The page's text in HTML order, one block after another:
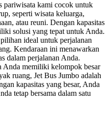
pariwisata kami cocok untuk
seperti wisata keluarga,
atau reuni. Dengan kapasitas
solusi yang tepat untuk Anda.
ideal untuk perjalanan
Kendaraan ini menawarkan
dalam perjalanan Anda.
Anda memiliki kelompok besar
ruang, Jet Bus Jumbo adalah
kapasitas yang besar, Anda
tetap bersama dalam satu